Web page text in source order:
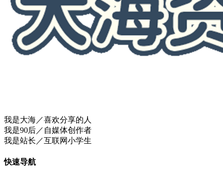
我是大海／喜欢分享的人
我是90后／自媒体创作者
我是站长／互联网小学生
快速导航